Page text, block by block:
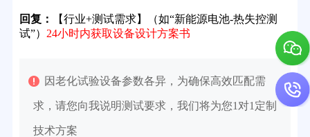
回复：
【行业+测试需求】（如“新能源电池-热失控测
试”） 24小时内获取设备设计方案书
因老化试验设备参数各异，为确保高效匹配需
求，请您向我说明测试要求，我们将为您1对1定制
技术方案
32分钟前用户提问：